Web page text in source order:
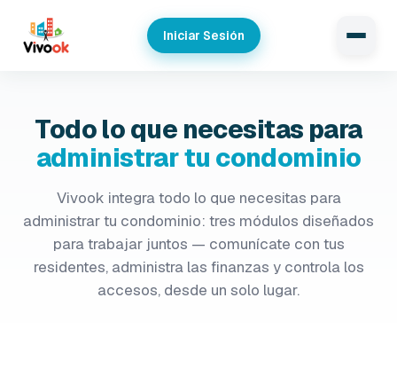
Iniciar Sesión
Todo lo que necesitas para
administrar tu condominio
Vivook integra todo lo que necesitas para
administrar tu condominio: tres módulos diseñados
para trabajar juntos — comunícate con tus
residentes, administra las finanzas y controla los
accesos, desde un solo lugar.